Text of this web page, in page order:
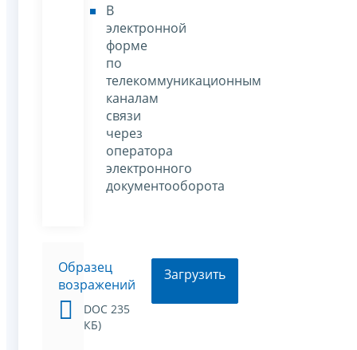
В
электронной
форме
по
телекоммуникационным
каналам
связи
через
оператора
электронного
документооборота
Образец
возражений
DOC 235
КБ)
Загрузить